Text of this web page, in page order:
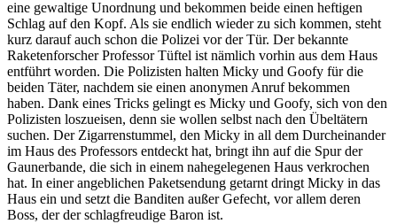
eine gewaltige Unordnung und bekommen beide einen heftigen
Schlag auf den Kopf. Als sie endlich wieder zu sich kommen, steht
kurz darauf auch schon die Polizei vor der Tür. Der bekannte
Raketenforscher Professor Tüftel ist nämlich vorhin aus dem Haus
entführt worden. Die Polizisten halten Micky und Goofy für die
beiden Täter, nachdem sie einen anonymen Anruf bekommen
haben. Dank eines Tricks gelingt es Micky und Goofy, sich von den
Polizisten loszueisen, denn sie wollen selbst nach den Übeltätern
suchen. Der Zigarrenstummel, den Micky in all dem Durcheinander
im Haus des Professors entdeckt hat, bringt ihn auf die Spur der
Gaunerbande, die sich in einem nahegelegenen Haus verkrochen
hat. In einer angeblichen Paketsendung getarnt dringt Micky in das
Haus ein und setzt die Banditen außer Gefecht, vor allem deren
Boss, der der schlagfreudige Baron ist.